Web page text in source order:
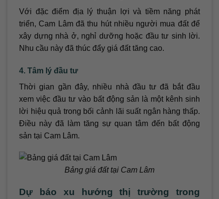
Với đặc điểm địa lý thuận lợi và tiềm năng phát
triển, Cam Lâm đã thu hút nhiều người mua đất để
xây dựng nhà ở, nghỉ dưỡng hoặc đầu tư sinh lời.
Nhu cầu này đã thúc đẩy giá đất tăng cao.
4. Tâm lý đầu tư
Thời gian gần đây, nhiều nhà đầu tư đã bắt đầu
xem việc đầu tư vào bất động sản là một kênh sinh
lời hiệu quả trong bối cảnh lãi suất ngân hàng thấp.
Điều này đã làm tăng sự quan tâm đến bất động
sản tại Cam Lâm.
Bảng giá đất tại Cam Lâm
Dự báo xu hướng thị trường trong